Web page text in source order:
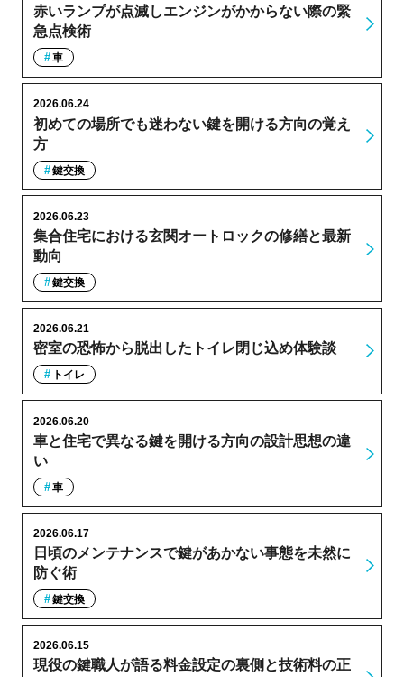
赤いランプが点滅しエンジンがかからない際の緊
急点検術
車
初めての場所でも迷わない鍵を開ける方向の覚え
方
2026.06.24
鍵交換
集合住宅における玄関オートロックの修繕と最新
動向
2026.06.23
鍵交換
密室の恐怖から脱出したトイレ閉じ込め体験談
2026.06.21
トイレ
車と住宅で異なる鍵を開ける方向の設計思想の違
い
2026.06.20
車
日頃のメンテナンスで鍵があかない事態を未然に
防ぐ術
2026.06.17
鍵交換
現役の鍵職人が語る料金設定の裏側と技術料の正
2026.06.15